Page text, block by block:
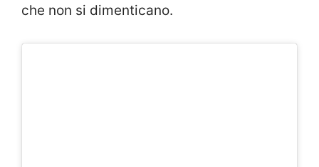
che non si dimenticano.